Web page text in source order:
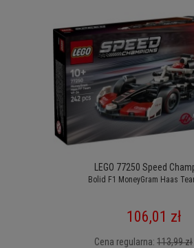
LEGO 77250 Speed
Bolid F1 MoneyGram Haas
106,01 zł
Cena regularna: 113,99 zł